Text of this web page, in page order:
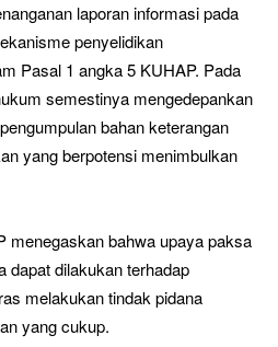
laporan informasi pada
penyelidikan
Pasal 1 angka 5 KUHAP. Pada
semestinya mengedepankan
bahan keterangan
yang berpotensi menimbulkan
menegaskan bahwa upaya paksa
dapat dilakukan terhadap
melakukan tindak pidana
yang cukup.